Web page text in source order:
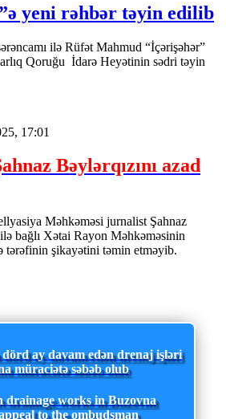
yeni rəhbər təyin edilib
ilə Rüfət Mahmud “İçərişəhər”
Qoruğu İdarə Heyətinin sədri təyin
17:01
Bəylərqızını azad
Məhkəməsi jurnalist Şahnaz
bağlı Xətai Rayon Məhkəməsinin
tərəfinin şikayətini təmin etməyib.
ay davam edən drenaj işləri
müraciətə səbəb olub
drainage works in Buzovna
to the ombudsman